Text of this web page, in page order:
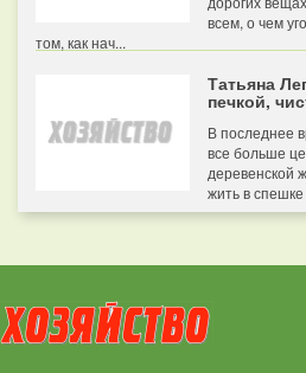
всем, о чем
том, как нач...
Татьяна
печкой,
В последнее
все больше
деревенской
жить в спешке